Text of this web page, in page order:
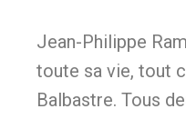
Jean-Philippe
toute sa vie, tout
Balbastre. Tous